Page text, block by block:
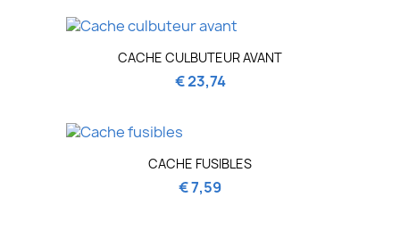
CACHE CULBUTEUR AVANT
€ 23,74
CACHE FUSIBLES
€ 7,59